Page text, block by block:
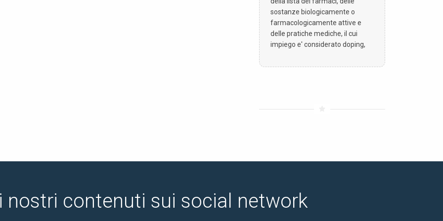
sostanze biologicamente o
farmacologicamente attive e
delle pratiche mediche, il cui
impiego e' considerato doping,
nostri contenuti sui social network